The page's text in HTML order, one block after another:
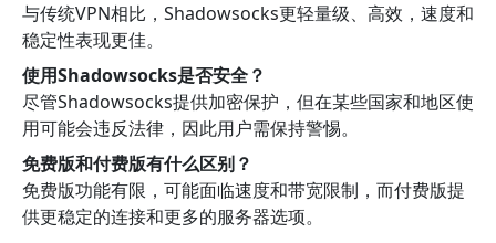
与传统VPN相比，Shadowsocks更轻量级、高效，速度和
稳定性表现更佳。
使用Shadowsocks是否安全？
尽管Shadowsocks提供加密保护，但在某些国家和地区使
用可能会违反法律，因此用户需保持警惕。
免费版和付费版有什么区别？
免费版功能有限，可能面临速度和带宽限制，而付费版提
供更稳定的连接和更多的服务器选项。